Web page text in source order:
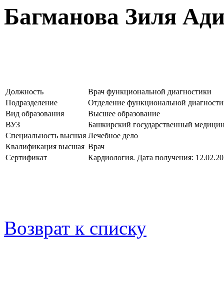
Багманова Зиля
Должность
Врач функциональной диагностики
Подразделение
Отделение функциональной
Вид образования
Высшее образование
ВУЗ
Башкирский государственный
Специальность высшая Лечебное дело
Квалификация высшая Врач
Сертификат
Кардиология. Дата получения:
Возврат к списку